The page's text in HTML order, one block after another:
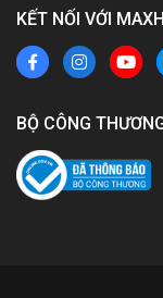
KẾT NỐI VỚI
BỘ CÔNG